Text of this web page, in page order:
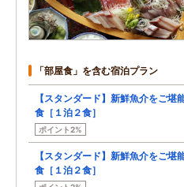
「部屋食」を含む宿泊プラン
【スタンダード】新鮮魚介をご
食［１泊２食］
ポイント2%
【スタンダード】新鮮魚介をご
食［１泊２食］